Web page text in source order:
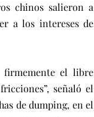
chinos salieron a
a los intereses de
firmemente el libre
señaló el
de dumping, en el